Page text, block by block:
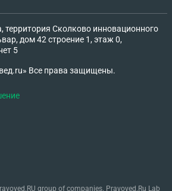
территория Сколково инновационного
дом 42 строение 1, этаж 0,
5
Все права защищены.
group of companies. Pravoved.Ru Lab